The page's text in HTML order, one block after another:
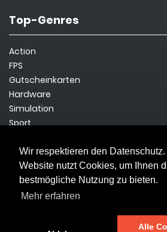
Wir respektieren den
Website nutzt Cookies, um Ihnen
bestmögliche Nutzung zu bieten.
Mehr erfahren
Alle
Top-Genres
Action
FPS
Gutscheinkarten
Hardware
Simulation
Sport
Survival
Rechtliches
Impressum